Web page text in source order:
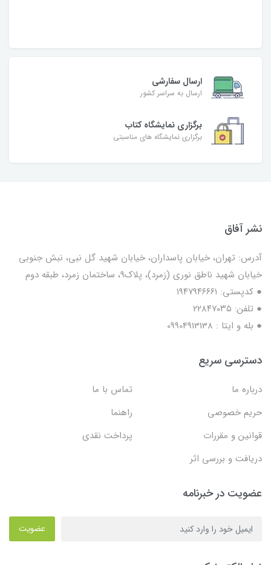
ارسال سفارشی
ارسال به سراسر کشور
برگزاری نمایشگاه کتاب
برگزاری نمایشگاه های مناسبتی
نشر آفاق
آدرس: تهران، خیابان پاسداران، خیابان شهید گل نبی، نبش جنوبی
خیابان شهید ناطق نوری (زمرد)، پلاک9، ساختمان زمرد، طبقه دوم
● کدپستی: ۱۹۴۷۹۴۶۶۶۱
● تلفن: ٢٢٨۴٧۰۳۵
● بله و ایتا : 09904913138
دسترسی سریع
درباره ما
تماس با ما
حریم خصوصی
راهنما
قوانین و مقررات
پرداخت نقدی
دریافت و بررسی اثر
عضویت در خبرنامه
عضویت